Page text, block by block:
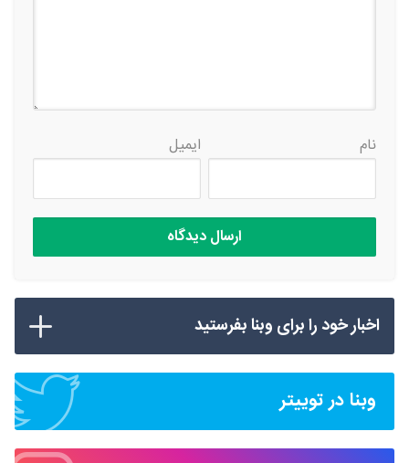
نام ایمیل
اخبار خود را برای وبنا بفرستید
وبنا در توییتر